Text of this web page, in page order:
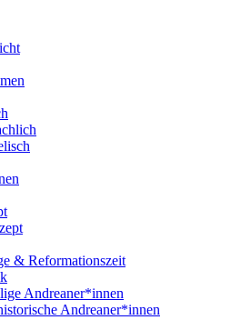
& Reformationszeit
Andreaner*innen
Andreaner*innen